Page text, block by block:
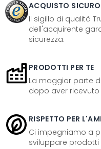
ACQUISTO SICURO
Il sigillo di qualità
dell'acquirente
sicurezza.
PRODOTTI PER TE
La maggior parte
dopo aver
RISPETTO PER
Ci impegniamo a
sviluppare prodotti